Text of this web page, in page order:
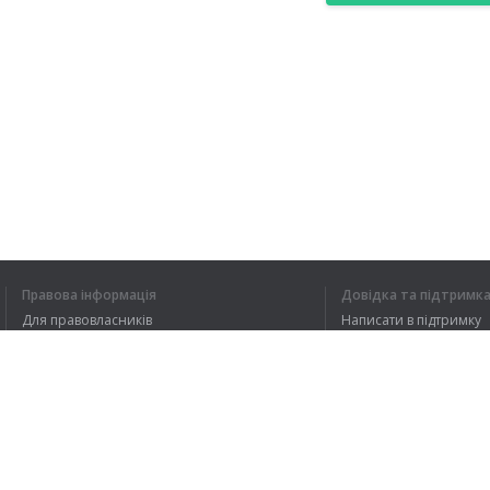
Правова інформація
Для правовласників
Довідка та підтримка
Написати в підтримку